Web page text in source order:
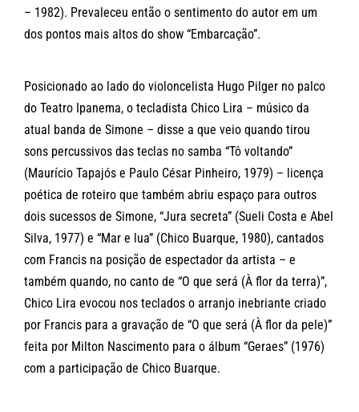
– 1982). Prevaleceu então o sentimento do autor em um
dos pontos mais altos do show “Embarcação”.
Posicionado ao lado do violoncelista Hugo Pilger no palco
do Teatro Ipanema, o tecladista Chico Lira – músico da
atual banda de Simone – disse a que veio quando tirou
sons percussivos das teclas no samba “Tô voltando”
(Maurício Tapajós e Paulo César Pinheiro, 1979) – licença
poética de roteiro que também abriu espaço para outros
dois sucessos de Simone, “Jura secreta” (Sueli Costa e Abel
Silva, 1977) e “Mar e lua” (Chico Buarque, 1980), cantados
com Francis na posição de espectador da artista – e
também quando, no canto de “O que será (À flor da terra)”,
Chico Lira evocou nos teclados o arranjo inebriante criado
por Francis para a gravação de “O que será (À flor da pele)”
feita por Milton Nascimento para o álbum “Geraes” (1976)
com a participação de Chico Buarque.